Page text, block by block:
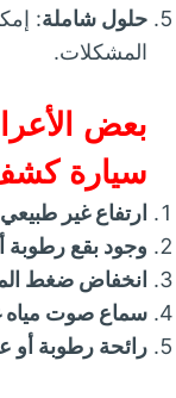
حلول شاملة:
المشكلات.
بعض
سيارة
ارتفاع غير
وجود بقع رطوبة
انخفاض ضغط
سماع صوت مياه
رائحة رطوبة